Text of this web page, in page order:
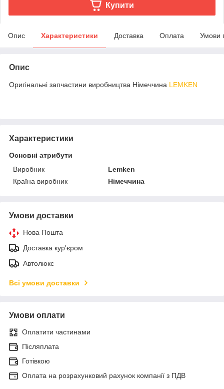
Купити
Опис Характеристики Доставка Оплата Умови
Опис
Оригінальні запчастини виробництва Німеччина LEMKEN
Характеристики
Основні атрибути
Виробник
Lemken
Країна виробник
Німеччина
Умови доставки
Нова Пошта
Доставка кур'єром
Автолюкс
Всі умови доставки
Умови оплати
Оплатити частинами
Післяплата
Готівкою
Оплата на розрахунковий рахунок компанії з ПДВ